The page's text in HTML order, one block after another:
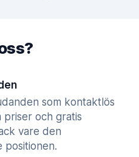
som kontaktlös
priser och gratis
vare den
positionen.